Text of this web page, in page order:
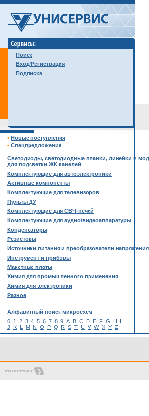
Поиск
Вход/Регистрация
Подписка
• Новые поступления
• Спецпредложения
Светодиоды, светодиодные планки, линейки и
для подсветки ЖК панелей
Комплектующие для автоэлектроники
Активные компоненты
Комплектующие для телевизоров
Пульты ДУ
Комплектующие для СВЧ-печей
Комплектующие для аудио/видеоаппаратуры
Конденсаторы
Резисторы
Источники питания и преобразователи напряжения
Инструмент и приборы
Макетные платы
Химия для промышленного применения
Химия для электроники
Разное
Алфавитный поиск микросхем
0 1 2 3 4 5 6 7 8 9 A B C D E F G H
I
J
K L M N O P Q R S T U V W X Y Z